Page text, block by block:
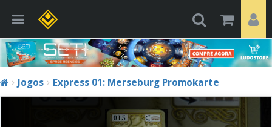
Jogos Express 01: Merseburg Promokarte